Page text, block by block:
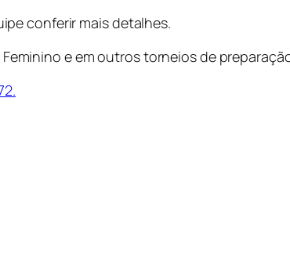
conferir mais detalhes.
e em outros torneios de